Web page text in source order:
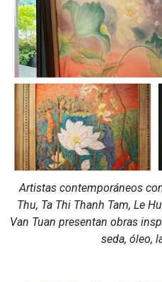
Artistas contemporáneos
Thu, Ta Thi Thanh Tam, Le
Van Tuan presentan obras
seda, óleo,